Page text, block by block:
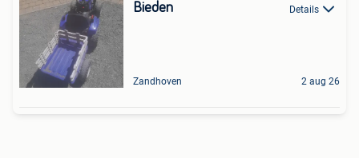
Bieden Details
Zandhoven 2 aug 26